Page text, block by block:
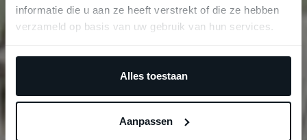
informatie die u aan ze heeft verstrekt of die ze hebben
verzameld op basis van uw gebruik van hun services.
Alles toestaan
Aanpassen